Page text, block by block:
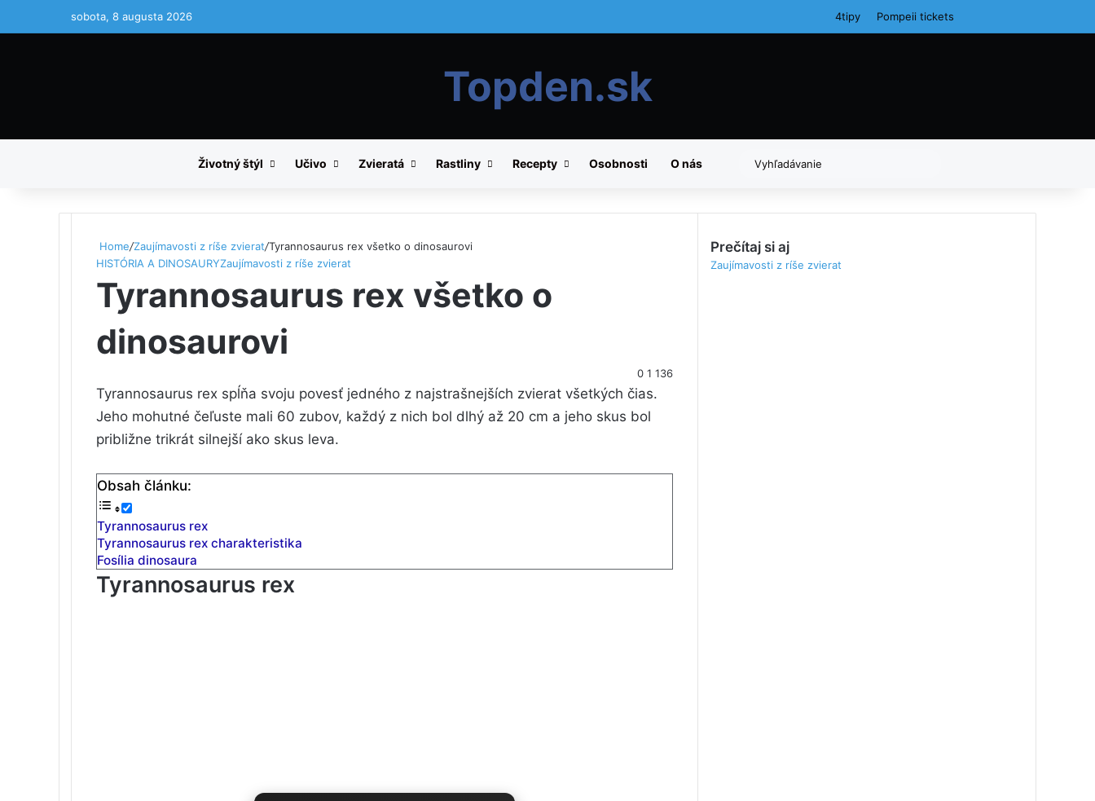
sobota, 8 augusta 2026 4tipy Pompeii tickets
Topden.sk
Domovská stranka TOPden.sk
Životný štýl Učivo Zvieratá Rastliny Recepty Osobnosti O nás Random Article
Home/Zaujímavosti z ríše zvierat/Tyrannosaurus rex všetko o dinosaurovi
HISTÓRIA A DINOSAURYZaujímavosti z ríše zvierat
Tyrannosaurus rex všetko o
dinosaurovi
0 1 136
Tyrannosaurus rex spĺňa svoju povesť jedného z najstrašnejších zvierat všetkých čias.
Jeho mohutné čeľuste mali 60 zubov, každý z nich bol dlhý až 20 cm a jeho skus bol
približne trikrát silnejší ako skus leva.
Obsah článku:
Tyrannosaurus rex
Tyrannosaurus rex charakteristika
Fosília dinosaura
Tyrannosaurus rex
Prečítaj si aj
C
Zaujímavosti z ríše zvierat